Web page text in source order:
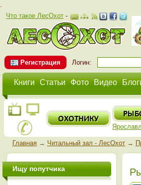
.
Что такое ЛесОхот-
Регистрация Логин:
Книги Статьи Фото Видео
Главная→ Читальный зал - ЛесОхот→
Ищу попутчика